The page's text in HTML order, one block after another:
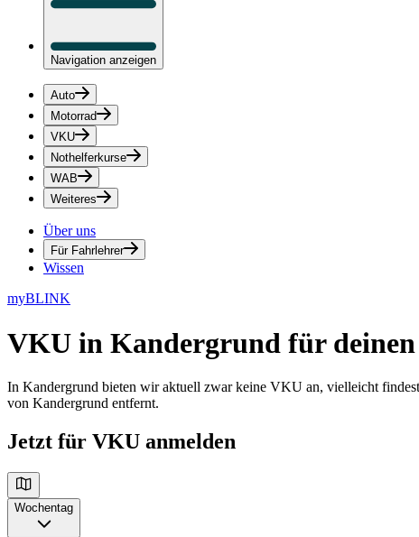
Navigation anzeigen
Auto
Motorrad
VKU
Nothelferkurse
WAB
Weiteres
Über uns
Für Fahrlehrer
Wissen
myBLINK
VKU in Kandergrund für
In Kandergrund bieten wir aktuell zwar keine VKU an, vielleicht findest
von Kandergrund entfernt.
Jetzt für VKU anmelden
Wochentag